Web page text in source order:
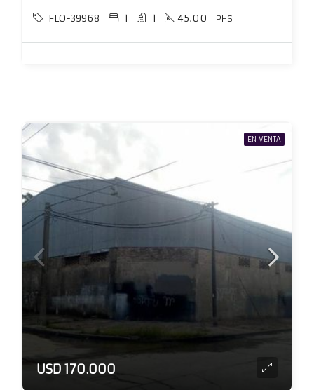
FLO-39968 1 1 45.00 PHS
EN VENTA
USD 170.000